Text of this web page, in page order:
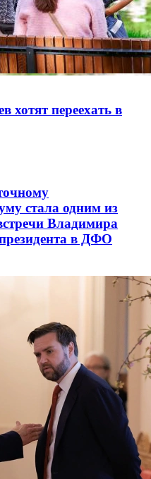
хотят переехать в
стала одним из
Владимира
в ДФО